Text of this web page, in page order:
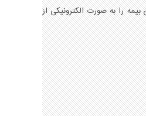
را به صورت الکترونيکی از